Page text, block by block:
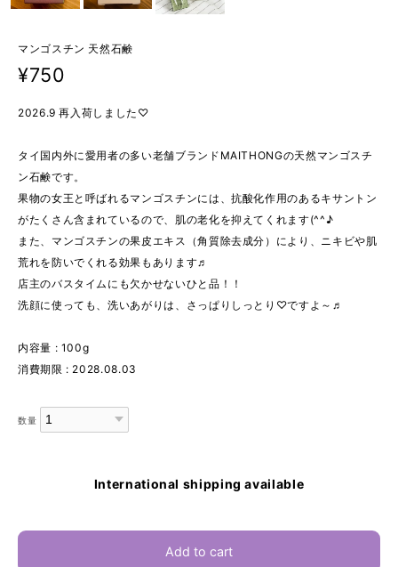
マンゴスチン 天然石鹸
¥750
2026.9 再入荷しました♡
タイ国内外に愛用者の多い老舗ブランドMAITHONGの天然マンゴスチ
ン石鹸です。
果物の女王と呼ばれるマンゴスチンには、抗酸化作用のあるキサントン
がたくさん含まれているので、肌の老化を抑えてくれます(^^♪
また、マンゴスチンの果皮エキス（角質除去成分）により、ニキビや肌
荒れを防いでくれる効果もあります♬
店主のバスタイムにも欠かせないひと品！！
洗顔に使っても、洗いあがりは、さっぱりしっとり♡ですよ～♬
内容量 : 100g
消費期限 : 2028.08.03
数量
International shipping available
Add to cart